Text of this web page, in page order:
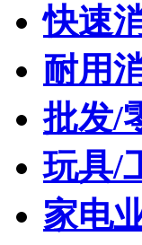
快速
耐用
批发/
玩具/
家电